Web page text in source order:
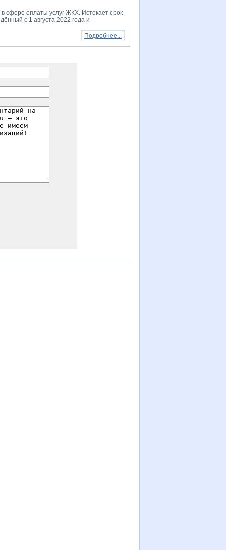
сфере оплаты услуг ЖКХ. Истекает срок
с 1 августа 2022 года и
Подробнее...